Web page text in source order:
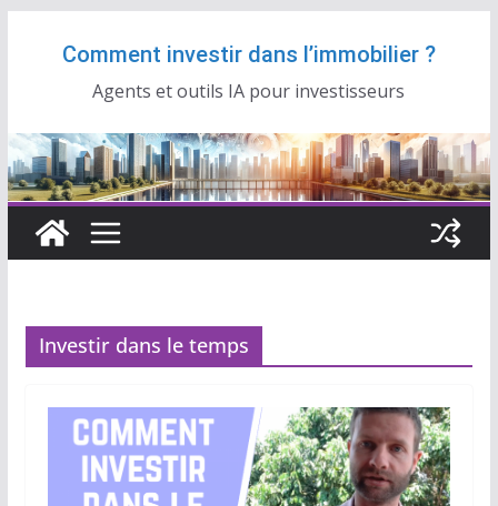
Comment investir dans l’immobilier ?
Agents et outils IA pour investisseurs
Investir dans le temps